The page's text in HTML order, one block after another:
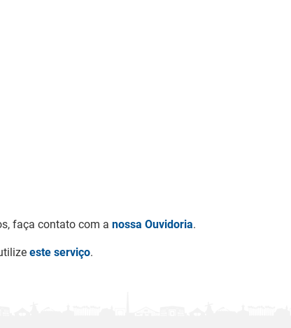
faça contato com a nossa Ouvidoria.
este serviço.